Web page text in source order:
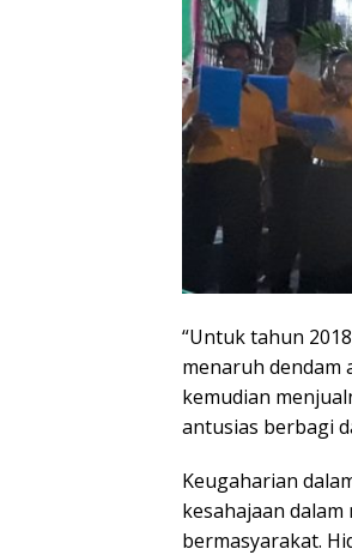
“Untuk tahun
menaruh dendam
kemudian
antusias berbagi
Keugaharian
kesahajaan
bermasyarakat.